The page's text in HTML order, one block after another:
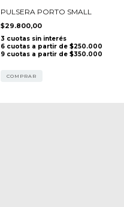
PULSERA PORTO SMALL
$29.800,00
COMPRAR